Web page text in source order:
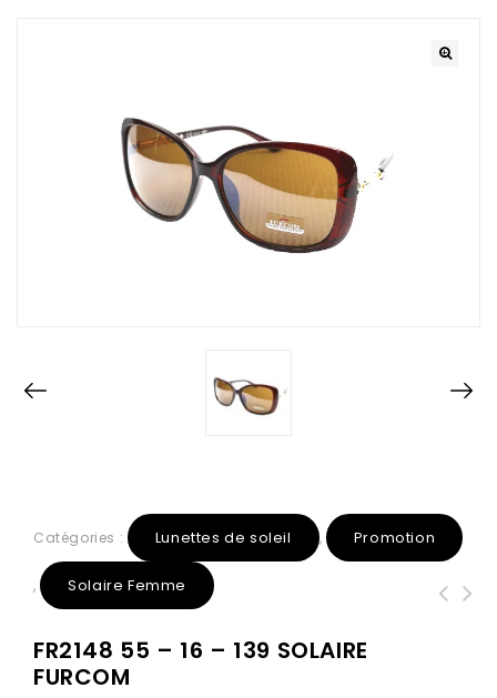
Catégories : Lunettes de soleil , Promotion
, Solaire Femme
FR2148 55 – 16 – 139 SOLAIRE
FURCOM